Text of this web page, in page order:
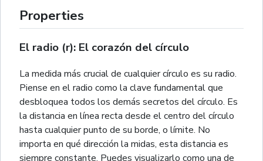
Properties
El radio (r): El corazón del círculo
La medida más crucial de cualquier círculo es su radio.
Piense en el radio como la clave fundamental que
desbloquea todos los demás secretos del círculo. Es
la distancia en línea recta desde el centro del círculo
hasta cualquier punto de su borde, o límite. No
importa en qué dirección la midas, esta distancia es
siempre constante. Puedes visualizarlo como una de